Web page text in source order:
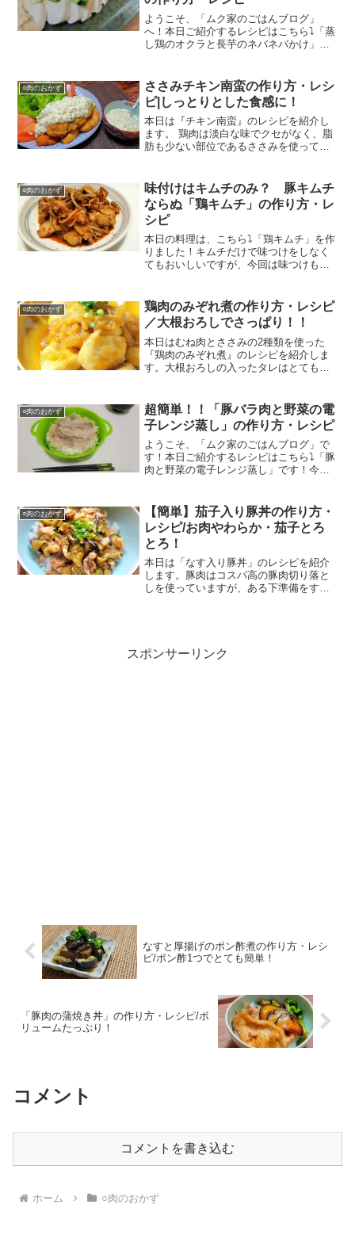
ようこそ、「ムク家のごはんブログ」
へ！本日ご紹介するレシピはこちら⤵「蒸
し鶏のオクラと長芋のネバネバかけ」で
ピを紹介していきましょう！材料本日の
材料はこちら！鶏むね肉・...
○肉のおかず
ささみチキン南蛮の作り方・レシ
ピ|しっとりとした食感に！
本日は『チキン南蛮』のレシピを紹介し
ます。 鶏肉は淡白な味でクセがなく、脂
肪も少ない部位であるささみを使ってい
○肉のおかず
味付けはキムチのみ？ 豚キムチ
ならぬ「鶏キムチ」の作り方・レ
シピ
本日の料理は、こちら⤵「鶏キムチ」を作
りました！キムチだけで味つけをしなく
てもおいしいですが、今回は味つけもお
きます！材料鶏もも肉・・・100g白菜キ
ムチ・・・100g...
○肉のおかず
鶏肉のみぞれ煮の作り方・レシピ
／大根おろしでさっぱり！！
本日はむね肉とささみの2種類を使った
『鶏肉のみぞれ煮』のレシピを紹介しま
す。大根おろしの入ったタレはとてもあ
○肉のおかず
超簡単！！「豚バラ肉と野菜の電
子レンジ蒸し」の作り方・レシピ
ようこそ、「ムク家のごはんブログ」で
す！本日ご紹介するレシピはこちら⤵「豚
肉と野菜の電子レンジ蒸し」です！今回
いう容器で料理を作ってみました。
(function(b,...
○肉のおかず
【簡単】茄子入り豚丼の作り方・
レシピ/お肉やわらか・茄子とろ
とろ！
本日は「なす入り豚丼」のレシピを紹介
します。豚肉はコスパ高の豚肉切り落と
しを使っていますが、ある下準備をする
す。
スポンサーリンク
なすと厚揚げのポン酢煮の作り方・レシ
ピ/ポン酢1つでとても簡単！
「豚肉の蒲焼き丼」の作り方・レシピ/ボ
リュームたっぷり！
コメント
コメントを書き込む
ホーム ○肉のおかず